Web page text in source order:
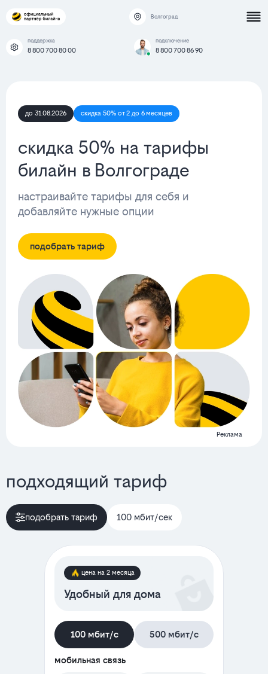
Волгоград
поддержка
8 800 700 80 00
подключение
8 800 700 86 90
до 31.08.2026 скидка 50% от 2 до 6 месяцев
скидка 50% на тарифы
билайн в Волгограде
настраивайте тарифы для себя и
добавляйте нужные опции
подобрать тариф
Реклама
подходящий тариф
подобрать тариф 100 мбит/сек
цена на 2 месяца
Удобный для дома
100 мбит/с 500 мбит/с
мобильная связь